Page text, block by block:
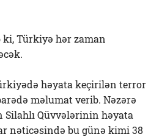
Türkiyə hər zaman
həyata keçirilən terror
məlumat verib. Nəzərə
Silahlı Qüvvələrinin həyata
nəticəsində bu günə kimi 38